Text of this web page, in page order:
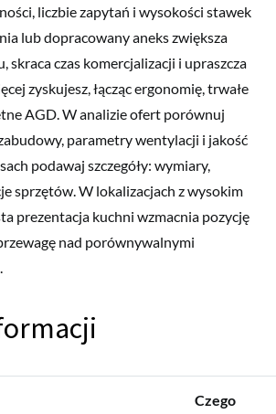
liczbie zapytań i wysokości stawek
lub dopracowany aneks zwiększa
skraca czas komercjalizacji i upraszcza
zyskujesz, łącząc ergonomię, trwałe
AGD. W analizie ofert porównuj
parametry wentylacji i jakość
podawaj szczegóły: wymiary,
sprzętów. W lokalizacjach z wysokim
prezentacja kuchni wzmacnia pozycję
nad porównywalnymi
Czego